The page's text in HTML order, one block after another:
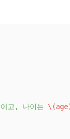
이고, 나이는